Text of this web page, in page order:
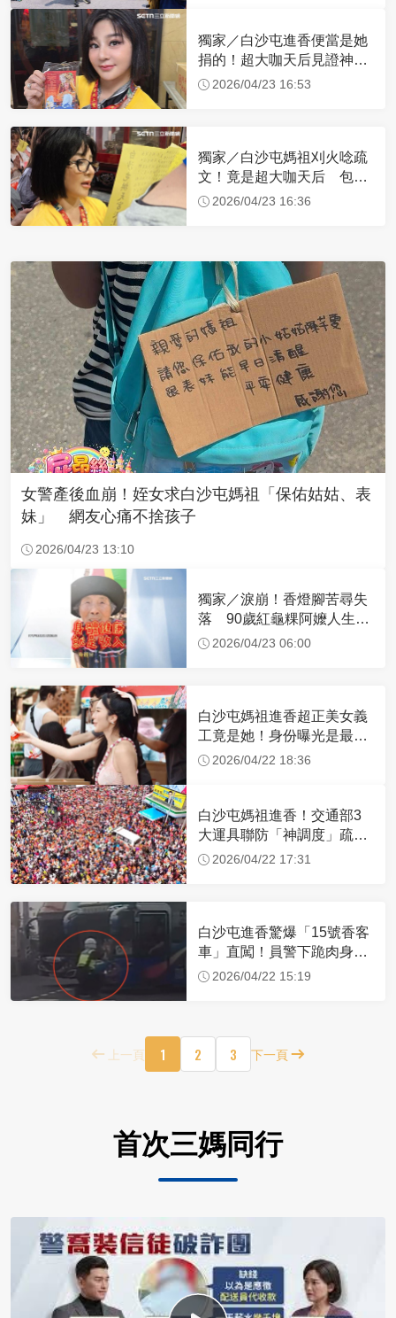
獨家／白沙屯進香便當是她
捐的！超大咖天后見證神
蹟 一靠近媽祖就爆哭
2026/04/23 16:53
獨家／白沙屯媽祖刈火唸疏
文！竟是超大咖天后 包尿
布忍尿5小時不喊累
2026/04/23 16:36
女警產後血崩！姪女求白沙屯媽祖「保佑姑姑、表
妹」 網友心痛不捨孩子
2026/04/23 13:10
獨家／淚崩！香燈腳苦尋失
落 90歲紅龜粿阿嬤人生謝
幕2026/04/23 06:00
白沙屯媽祖進香超正美女義
工竟是她！身份曝光是最美
禮生 一輩子不結婚
2026/04/22 18:36
白沙屯媽祖進香！交通部3
大運具聯防「神調度」疏運
32.1萬創新高
2026/04/22 17:31
白沙屯進香驚爆「15號香客
車」直闖！員警下跪肉身擋
車：讓行人先過
2026/04/22 15:19
上一頁 1 2 3 下一頁
首次三媽同行